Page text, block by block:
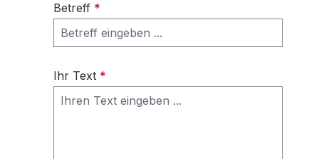
Betreff *
Ihr Text *